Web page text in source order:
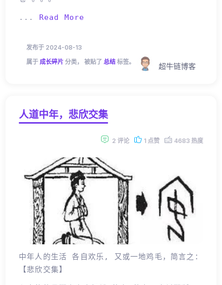
... Read More
发布于 2024-08-13
属于 成长碎片 分类， 被贴了 总结 标签。 超牛链博客
人道中年，悲欣交集
2 评论 1 点赞 4683 热度
中年人的生活 各自欢乐, 又或一地鸡毛，简言之：
【悲欣交集】